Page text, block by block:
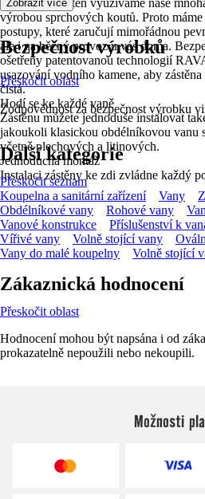
Při výrobě zástěn využíváme naše
výrobou sprchových koutů. Proto
postupy, které zaručují mimořádnou
ale i na běžný provoz u vás doma.
ošetřeny patentovanou technologií
usazování vodního kamene, aby
čistá.
Hodí se ke každé vaně
Zástěnu můžete jednoduše instalovat
jakoukoli klasickou obdélníkovou vanu
včetně plechových a litinových.
Jednoduchá montáž
Instalaci zástěny ke zdi zvládne každý
Zobrazit více
Bezpečnost výrobků
Přeskočit oblast
Zodpovědnost za bezpečnost výrobku
Další kategorie
Přeskočit seznam
Koupelna a sanitární zařízení
Vany
Obdélníkové vany
Rohové vany
Vanové konstrukce
Příslušenství k
Vířivé vany
Volně stojící vany
Vany do malé koupelny
Volně stojící
Zákaznická hodnocení
Přeskočit oblast
Hodnocení mohou být napsána i od
prokazatelně nepoužili nebo nekoupili.
Možnosti